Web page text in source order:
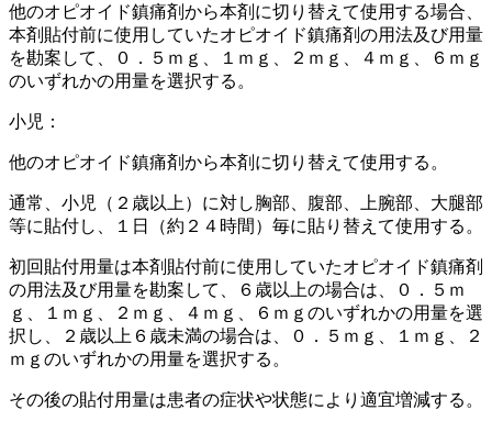
他のオピオイド鎮痛剤から本剤に切り替えて使用する場合、
本剤貼付前に使用していたオピオイド鎮痛剤の用法及び用量
を勘案して、０．５ｍｇ、１ｍｇ、２ｍｇ、４ｍｇ、６ｍｇ
のいずれかの用量を選択する。
小児：
他のオピオイド鎮痛剤から本剤に切り替えて使用する。
通常、小児（２歳以上）に対し胸部、腹部、上腕部、大腿部
等に貼付し、１日（約２４時間）毎に貼り替えて使用する。
初回貼付用量は本剤貼付前に使用していたオピオイド鎮痛剤
の用法及び用量を勘案して、６歳以上の場合は、０．５ｍ
ｇ、１ｍｇ、２ｍｇ、４ｍｇ、６ｍｇのいずれかの用量を選
択し、２歳以上６歳未満の場合は、０．５ｍｇ、１ｍｇ、２
ｍｇのいずれかの用量を選択する。
その後の貼付用量は患者の症状や状態により適宜増減する。